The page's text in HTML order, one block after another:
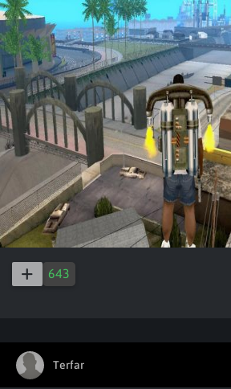
643
Terfar